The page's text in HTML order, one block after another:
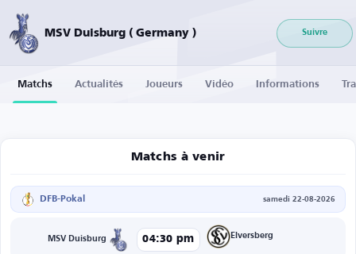
MSV Duisburg ( Germany ) Suivre
Matchs Actualités Joueurs Vidéo Informations
Matchs à venir
DFB-Pokal samedi 22-08-2026
MSV Duisburg 04:30 pm Elversberg